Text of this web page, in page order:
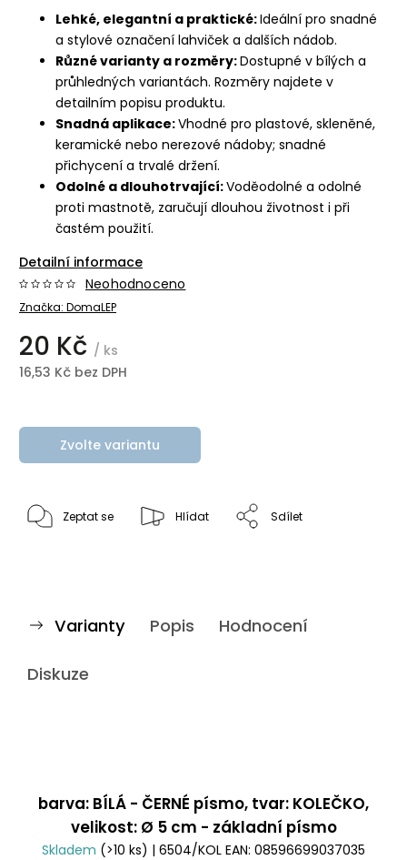
Lehké, elegantní a praktické:Ideální pro snadné
a stylové označení lahviček a dalších nádob.
Různé varianty a rozměry:Dostupné v bílých a
průhledných variantách. Rozměry najdete v
detailním popisu produktu.
Snadná aplikace:Vhodné pro plastové, skleněné,
keramické nebo nerezové nádoby; snadné
přichycení a trvalé držení.
Odolné a dlouhotrvající:Voděodolné a odolné
proti mastnotě, zaručují dlouhou životnost i při
častém použití.
Detailní informace
Značka: DomaLEP
Neohodnoceno
20 Kč / ks
16,53 Kč bez DPH
Zvolte variantu
Zeptat se Hlídat Sdílet
Varianty Popis Hodnocení
Diskuze
barva: BÍLÁ - ČERNÉ písmo, tvar: KOLEČKO,
velikost: Ø 5 cm - základní písmo
Skladem (>10 ks) | 6504/KOL EAN: 08596699037035